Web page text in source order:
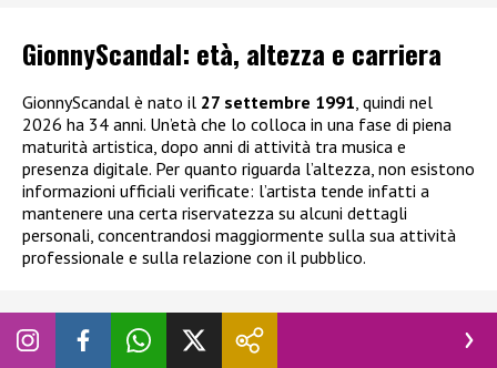
GionnyScandal: età, altezza e carriera
GionnyScandal è nato il 27 settembre 1991 , quindi nel
2026 ha 34 anni. Un’età che lo colloca in una fase di piena
maturità artistica, dopo anni di attività tra musica e
presenza digitale. Per quanto riguarda l’altezza, non esistono
informazioni ufficiali verificate: l’artista tende infatti a
mantenere una certa riservatezza su alcuni dettagli
personali, concentrandosi maggiormente sulla sua attività
professionale e sulla relazione con il pubblico.